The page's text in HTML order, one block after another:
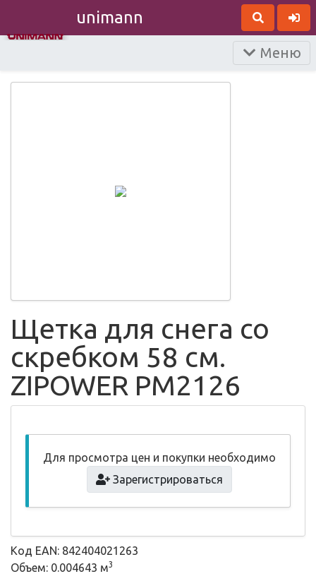
unimann
Меню
Щетка для снега со
скребком 58 см.
ZIPOWER PM2126
Для просмотра цен и покупки необходимо
Зарегистрироваться
Код EAN: 842404021263
Объем: 0.004643 м3